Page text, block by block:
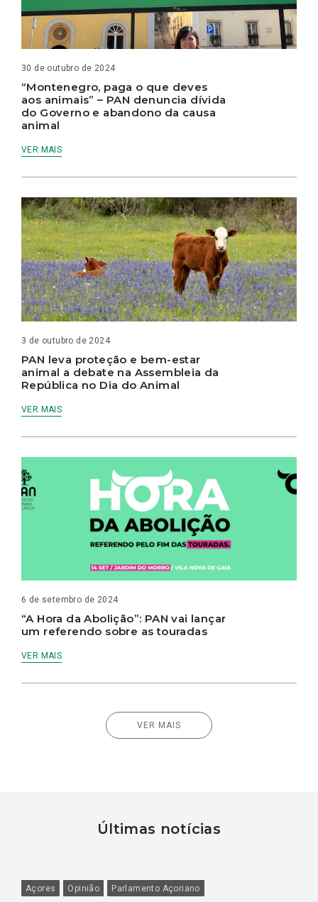
30 de outubro de 2024
“Montenegro, paga o que deves
aos animais” – PAN denuncia dívida
do Governo e abandono da causa
animal
VER MAIS
3 de outubro de 2024
PAN leva proteção e bem-estar
animal a debate na Assembleia da
República no Dia do Animal
VER MAIS
6 de setembro de 2024
“A Hora da Abolição”: PAN vai lançar
um referendo sobre as touradas
VER MAIS
VER MAIS
Últimas notícias
Açores Opinião Parlamento Açoriano